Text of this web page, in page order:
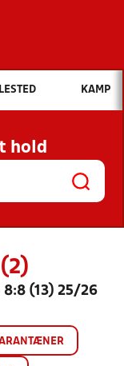
vil du søge efter?
OG NYHEDER
OG
KAMP
hold
8:8 (13) 25/26